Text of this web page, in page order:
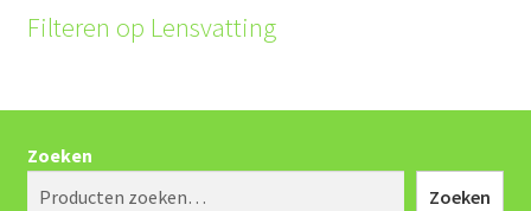
Filteren op Lensvatting
Zoeken
Zoeken